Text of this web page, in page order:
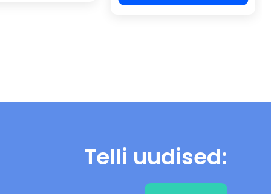
Telli uudised: